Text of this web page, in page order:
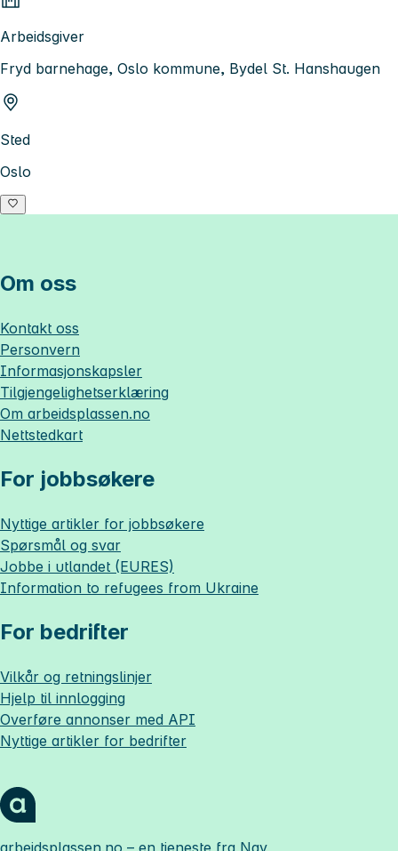
Arbeidsgiver
Fryd barnehage, Oslo kommune, Bydel St. Hanshaugen
Sted
Oslo
Om oss
Kontakt oss
Personvern
Informasjonskapsler
Tilgjengelighetserklæring
Om arbeidsplassen.no
Nettstedkart
For jobbsøkere
Nyttige artikler for jobbsøkere
Spørsmål og svar
Jobbe i utlandet (EURES)
Information to refugees from Ukraine
For bedrifter
Vilkår og retningslinjer
Hjelp til innlogging
Overføre annonser med API
Nyttige artikler for bedrifter
arbeidsplassen.no – en tjeneste fra Nav